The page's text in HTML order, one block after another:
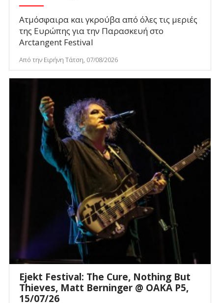
Ατμόσφαιρα και γκρούβα από όλες τις μεριές
της Ευρώπης για την Παρασκευή στο
Arctangent Festival
Από την Ειρήνη Τάτση, 07/08/2026
Ejekt Festival: The Cure, Nothing But
Thieves, Matt Berninger @ ΟΑΚΑ P5,
15/07/26